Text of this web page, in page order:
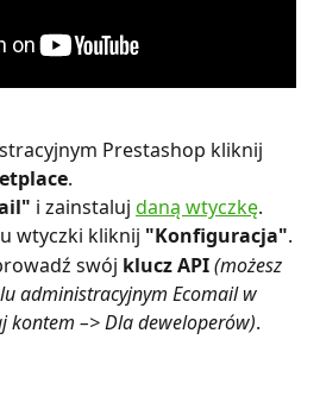
Prestashop kliknij
.
i zainstaluj daną wtyczkę.
wtyczki kliknij "Konfiguracja".
swój klucz API(możesz
administracyjnym Ecomail w
kontem –> Dla deweloperów).